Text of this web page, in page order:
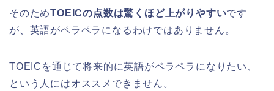
そのためTOEICの点数は驚くほど上がりやすいです
が、英語がペラペラになるわけではありません。
TOEICを通じて将来的に英語がペラペラになりたい、
という人にはオススメできません。